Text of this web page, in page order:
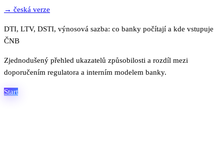
→ česká verze
DTI, LTV, DSTI, výnosová sazba: co banky počítají a kde vstupuje
ČNB
Zjednodušený přehled ukazatelů způsobilosti a rozdíl mezi
doporučením regulatora a interním modelem banky.
Start